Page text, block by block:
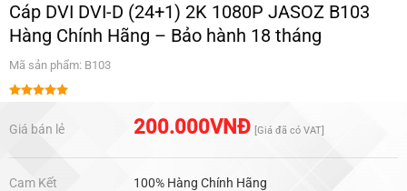
Cáp DVI DVI-D (24+1) 2K 1080P JASOZ B103
Hàng Chính Hãng – Bảo hành 18 tháng
Mã sản phẩm: B103
5 sao
Giá bán lẻ 200.000VNĐ [Giá đã có VAT]
Cam Kết
100% Hàng Chính Hãng